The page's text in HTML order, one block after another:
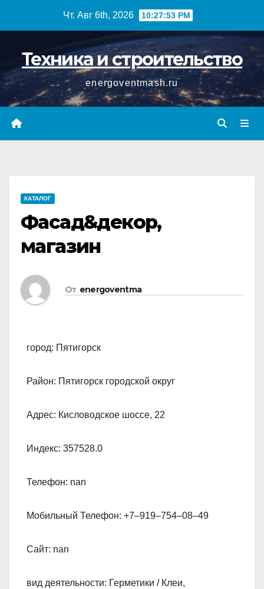
Чт. Авг 6th, 2026 10:27:53 PM
Техника и строительство
energoventmash.ru
КАТАЛОГ
Фасад&декор,
магазин
От energoventma
город: Пятигорск
Район: Пятигорск городской округ
Адрес: Кисловодское шоссе, 22
Индекс: 357528.0
Телефон: nan
Мобильный Телефон: +7‒919‒754‒08‒49
Сайт: nan
вид деятельности: Герметики / Клеи,